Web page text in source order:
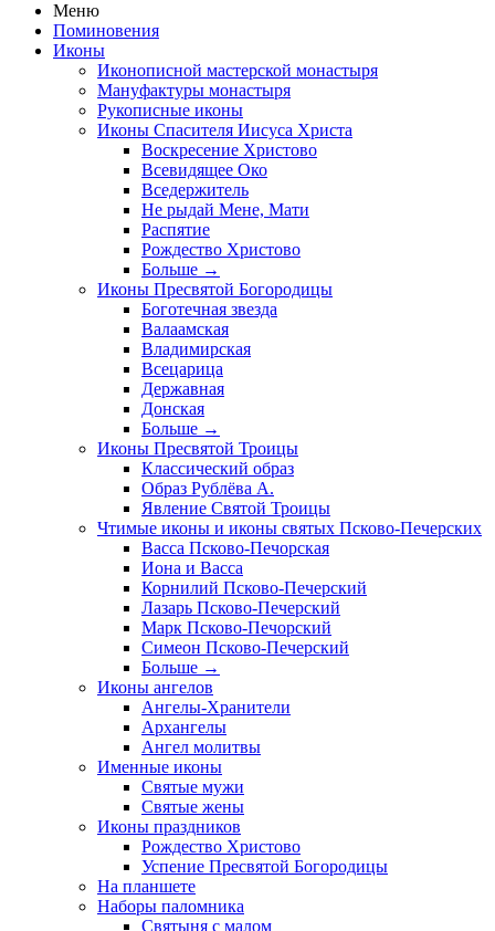
Меню
Поминовения
Иконы
Иконописной мастерской монастыря
Мануфактуры монастыря
Рукописные иконы
Иконы Спасителя Иисуса Христа
Воскресение Христово
Всевидящее Око
Вседержитель
Не рыдай Мене, Мати
Распятие
Рождество Христово
Больше →
Иконы Пресвятой Богородицы
Боготечная звезда
Валаамская
Владимирская
Всецарица
Державная
Донская
Больше →
Иконы Пресвятой Троицы
Классический образ
Образ Рублёва А.
Явление Святой Троицы
Чтимые иконы и иконы святых Псково-Печерских
Васса Псково-Печорская
Иона и Васса
Корнилий Псково-Печерский
Лазарь Псково-Печерский
Марк Псково-Печорский
Симеон Псково-Печерский
Больше →
Иконы ангелов
Ангелы-Хранители
Архангелы
Ангел молитвы
Именные иконы
Святые мужи
Святые жены
Иконы праздников
Рождество Христово
Успение Пресвятой Богородицы
На планшете
Наборы паломника
Святыня с малом